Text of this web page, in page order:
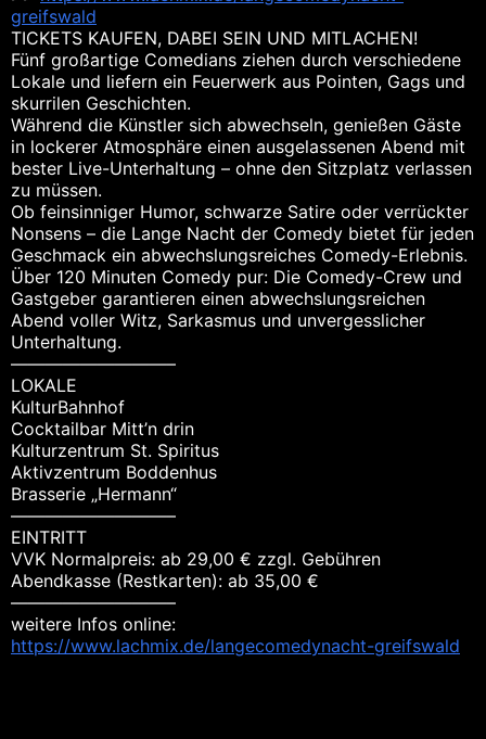
greifswald
TICKETS KAUFEN, DABEI SEIN UND MITLACHEN!
Fünf großartige Comedians ziehen durch verschiedene
Lokale und liefern ein Feuerwerk aus Pointen, Gags und
skurrilen Geschichten.
Während die Künstler sich abwechseln, genießen Gäste
in lockerer Atmosphäre einen ausgelassenen Abend mit
bester Live-Unterhaltung – ohne den Sitzplatz verlassen
zu müssen.
Ob feinsinniger Humor, schwarze Satire oder verrückter
Nonsens – die Lange Nacht der Comedy bietet für jeden
Geschmack ein abwechslungsreiches Comedy-Erlebnis.
Über 120 Minuten Comedy pur: Die Comedy-Crew und
Gastgeber garantieren einen abwechslungsreichen
Abend voller Witz, Sarkasmus und unvergesslicher
Unterhaltung.
—————————–
LOKALE
KulturBahnhof
Cocktailbar Mitt’n drin
Kulturzentrum St. Spiritus
Aktivzentrum Boddenhus
Brasserie „Hermann“
—————————–
EINTRITT
VVK Normalpreis: ab 29,00 € zzgl. Gebühren
Abendkasse (Restkarten): ab 35,00 €
—————————–
weitere Infos online:
https://www.lachmix.de/langecomedynacht-greifswald